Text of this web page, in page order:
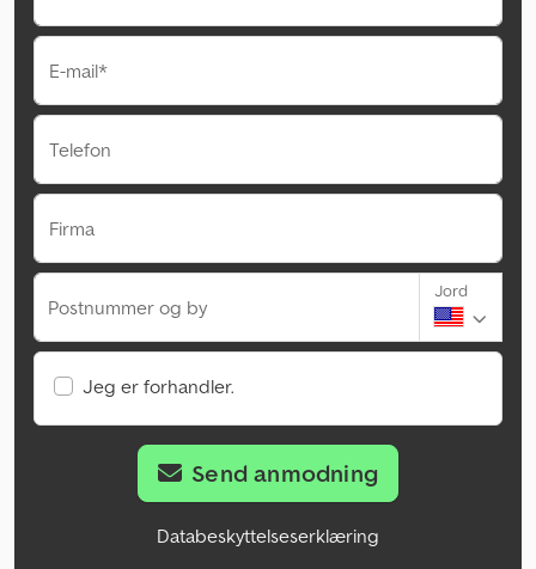
E-mail*
Telefon
Firma
Postnummer og by
Jord
Jeg er forhandler.
Send anmodning
Databeskyttelseserklæring